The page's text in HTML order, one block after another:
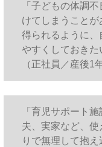
「子どもの体調
けてしまうこと
得られるように、
やすくしておきた
（正社員／産後1
「育児サポート
夫、実家など、使
りで無理して抱え